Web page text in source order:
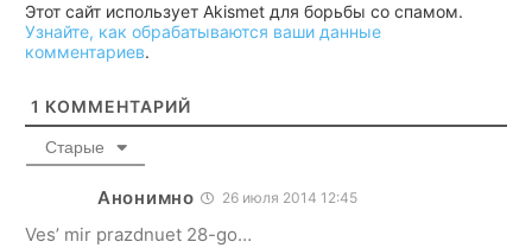
Этот сайт использует Akismet для борьбы со спамом.
Узнайте, как обрабатываются ваши данные
комментариев.
1 КОММЕНТАРИЙ
Старые
Анонимно 26 июля 2014 12:45
Ves’ mir prazdnuet 28-go…